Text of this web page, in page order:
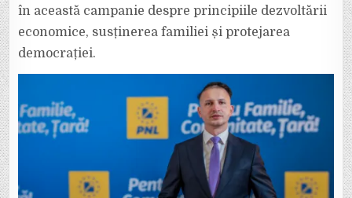
în această campanie despre principiile dezvoltării
economice, susținerea familiei și protejarea
democrației.